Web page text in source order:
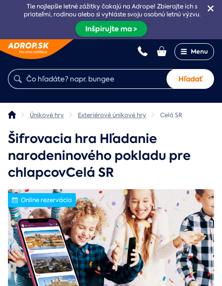
Tie najlepšie letné zážitky čakajú na Adrope! Zbierajte ich s
priateľmi, rodinou alebo si vyhláste svoju osobnú letnú výzvu.
Inšpirujte ma >
Menu
Hľadať
Únikové hry Exteriérové únikové hry Celá SR
Šifrovacia hra Hľadanie
narodeninového pokladu pre
chlapcovCelá SR
Online rezervácia